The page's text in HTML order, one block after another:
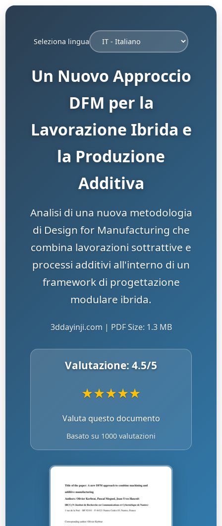
Seleziona lingua
Un Nuovo Approccio
DFM per la
Lavorazione Ibrida e
la Produzione
Additiva
Analisi di una nuova metodologia
di Design for Manufacturing che
combina lavorazioni sottrattive e
processi additivi all'interno di un
framework di progettazione
modulare ibrida.
3ddayinji.com | PDF Size: 1.3 MB
Valutazione: 4.5/5
★★★★★
Valuta questo documento
Basato su 1000 valutazioni